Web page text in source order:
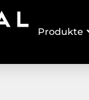
Produkte